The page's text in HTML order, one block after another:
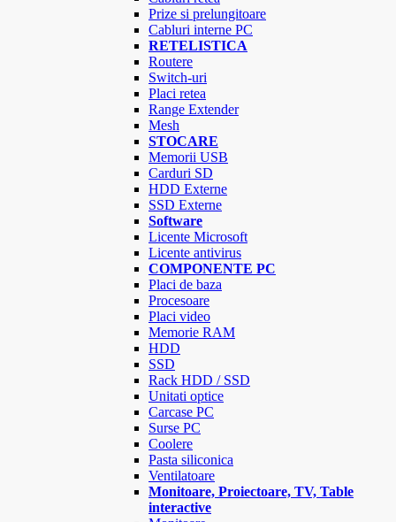
Prize si prelungitoare
Cabluri interne PC
RETELISTICA
Routere
Switch-uri
Placi retea
Range Extender
Mesh
STOCARE
Memorii USB
Carduri SD
HDD Externe
SSD Externe
Software
Licente Microsoft
Licente antivirus
COMPONENTE PC
Placi de baza
Procesoare
Placi video
Memorie RAM
HDD
SSD
Rack HDD / SSD
Unitati optice
Carcase PC
Surse PC
Coolere
Pasta siliconica
Ventilatoare
Monitoare, Proiectoare, TV, Table
interactive